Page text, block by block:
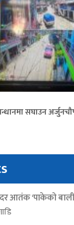
सघाउन
आतंक ‘पाकेको बाली